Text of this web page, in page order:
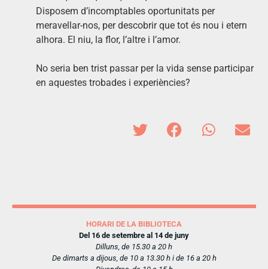
Disposem d’incomptables oportunitats per
meravellar-nos, per descobrir que tot és nou i etern
alhora. El niu, la flor, l’altre i l’amor.
No seria ben trist passar per la vida sense participar
en aquestes trobades i experiències?
HORARI DE LA BIBLIOTECA
Del 16 de setembre al 14 de juny
Dilluns, de 15.30 a 20 h
De dimarts a dijous, de 10 a 13.30 h i de 16 a 20 h